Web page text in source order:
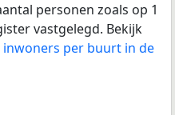
personen zoals op 1
vastgelegd. Bekijk
per buurt in de